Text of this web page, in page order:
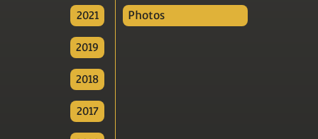
2021
2019
2018
2017
Photos